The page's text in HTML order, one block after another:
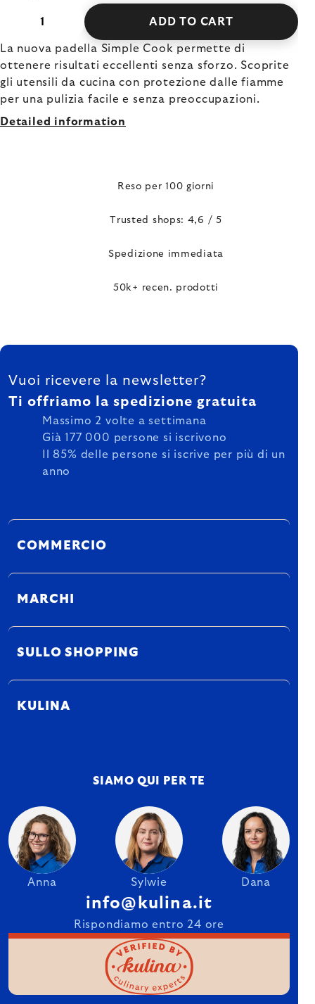
ADD TO CART
La nuova padella Simple Cook permette di
ottenere risultati eccellenti senza sforzo. Scoprite
gli utensili da cucina con protezione dalle fiamme
per una pulizia facile e senza preoccupazioni.
Detailed information
Reso per 100 giorni
Trusted shops: 4,6 / 5
Spedizione immediata
50k+ recen. prodotti
FOOTER
Vuoi ricevere la newsletter?
Ti offriamo la spedizione gratuita
Massimo 2 volte a settimana
Già 177 000 persone si iscrivono
Il 85% delle persone si iscrive per più di un
anno
COMMERCIO
MARCHI
SULLO SHOPPING
KULINA
SIAMO QUI PER TE
Anna Sylwie Dana
info@kulina.it
Rispondiamo entro 24 ore